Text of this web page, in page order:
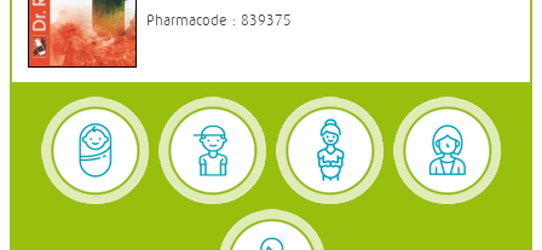
Pharmacode : 839375